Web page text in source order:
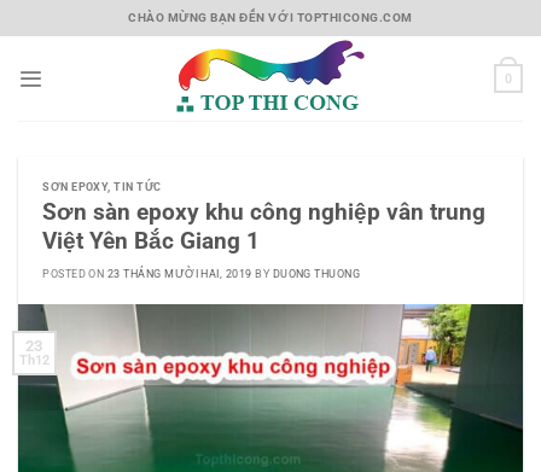
to
CHÀO MỪNG BẠN ĐẾN VỚI TOPTHICONG.COM
0
SƠN EPOXY,TIN TỨC
Sơn sàn epoxy khu công nghiệp vân trung
Việt Yên Bắc Giang 1
POSTED ON 23 THÁNG MƯỜI HAI, 2019 BY DUONG THUONG
23
Th12